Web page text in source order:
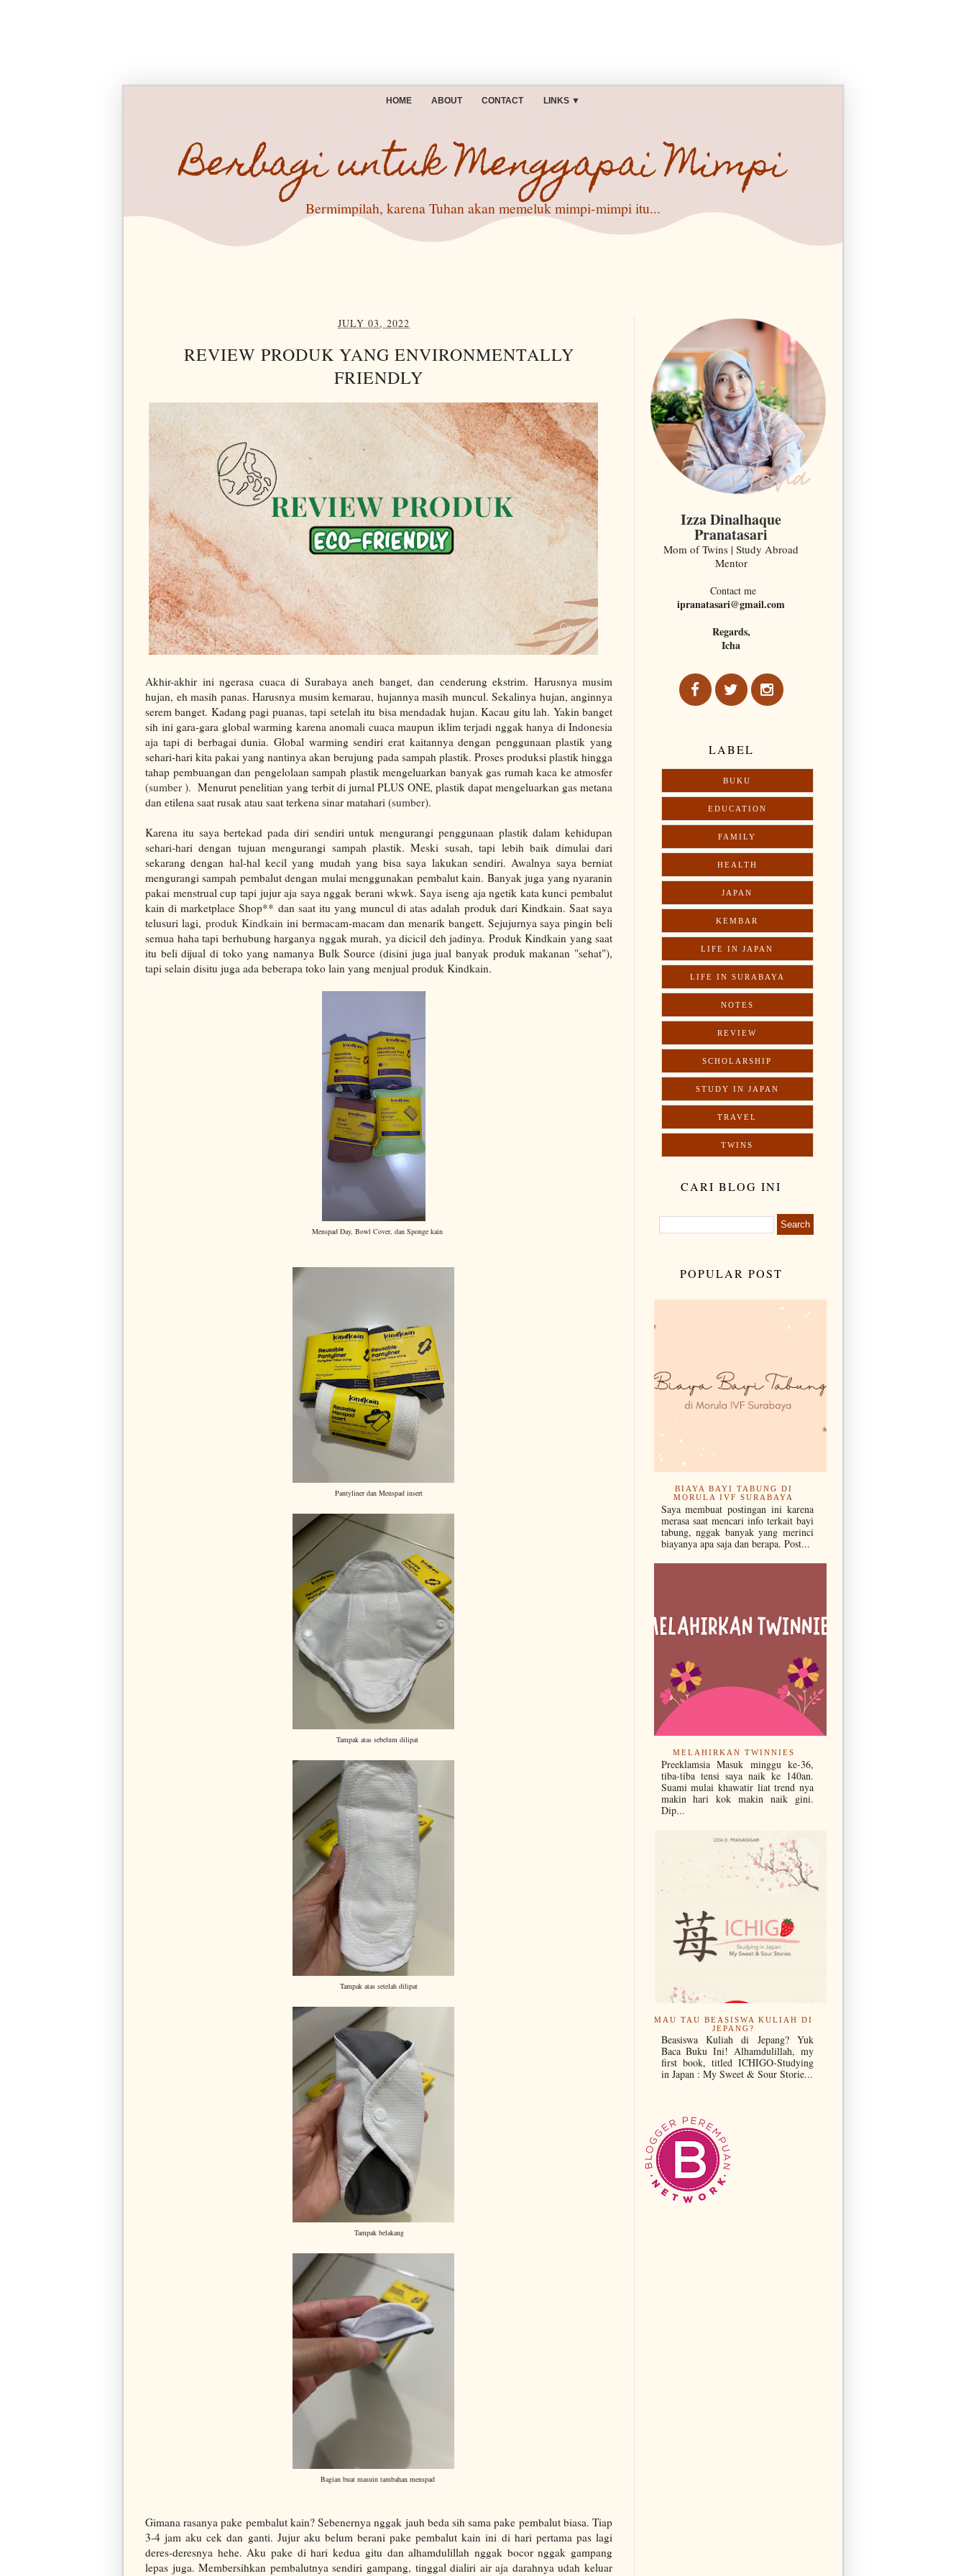
HOME ABOUT CONTACT LINKS ▼
Berbagi untuk Menggapai Mimpi
Bermimpilah, karena Tuhan akan memeluk mimpi-mimpi itu...
JULY 03, 2022
REVIEW PRODUK YANG ENVIRONMENTALLY
FRIENDLY
Akhir-akhir ini ngerasa cuaca di Surabaya aneh banget, dan cenderung ekstrim. Harusnya musim
hujan, eh masih panas. Harusnya musim kemarau, hujannya masih muncul. Sekalinya hujan, anginnya
serem banget. Kadang pagi puanas, tapi setelah itu bisa mendadak hujan. Kacau gitu lah. Yakin banget
sih ini gara-gara global warming karena anomali cuaca maupun iklim terjadi nggak hanya di Indonesia
aja tapi di berbagai dunia. Global warming sendiri erat kaitannya dengan penggunaan plastik yang
sehari-hari kita pakai yang nantinya akan berujung pada sampah plastik. Proses produksi plastik hingga
tahap pembuangan dan pengelolaan sampah plastik mengeluarkan banyak gas rumah kaca ke atmosfer
(sumber ). Menurut penelitian yang terbit di jurnal PLUS ONE, plastik dapat mengeluarkan gas metana
dan etilena saat rusak atau saat terkena sinar matahari (sumber).
Karena itu saya bertekad pada diri sendiri untuk mengurangi penggunaan plastik dalam kehidupan
sehari-hari dengan tujuan mengurangi sampah plastik. Meski susah, tapi lebih baik dimulai dari
sekarang dengan hal-hal kecil yang mudah yang bisa saya lakukan sendiri. Awalnya saya berniat
mengurangi sampah pembalut dengan mulai menggunakan pembalut kain. Banyak juga yang nyaranin
pakai menstrual cup tapi jujur aja saya nggak berani wkwk. Saya iseng aja ngetik kata kunci pembalut
kain di marketplace Shop** dan saat itu yang muncul di atas adalah produk dari Kindkain. Saat saya
telusuri lagi, produk Kindkain ini bermacam-macam dan menarik bangett. Sejujurnya saya pingin beli
semua haha tapi berhubung harganya nggak murah, ya dicicil deh jadinya. Produk Kindkain yang saat
itu beli dijual di toko yang namanya Bulk Source (disini juga jual banyak produk makanan "sehat"),
tapi selain disitu juga ada beberapa toko lain yang menjual produk Kindkain.
Menspad Day, Bowl Cover, dan Sponge kain
Pantyliner dan Menspad insert
Tampak atas sebelum dilipat
Tampak atas setelah dilipat
Tampak belakang
Bagian buat masuin tambahan menspad
Gimana rasanya pake pembalut kain? Sebenernya nggak jauh beda sih sama pake pembalut biasa. Tiap
3-4 jam aku cek dan ganti. Jujur aku belum berani pake pembalut kain ini di hari pertama pas lagi
deres-deresnya hehe. Aku pake di hari kedua gitu dan alhamdulillah nggak bocor nggak gampang
lepas juga. Membersihkan pembalutnya sendiri gampang, tinggal dialiri air aja darahnya udah keluar
Izza Dinalhaque
Pranatasari
Mom of Twins | Study Abroad
Mentor
Contact me
ipranatasari@gmail.com
Regards,
Icha
LABEL
BUKU
EDUCATION
FAMILY
HEALTH
JAPAN
KEMBAR
LIFE IN JAPAN
LIFE IN SURABAYA
NOTES
REVIEW
SCHOLARSHIP
STUDY IN JAPAN
TRAVEL
TWINS
CARI BLOG INI
POPULAR POST
BIAYA BAYI TABUNG DI
MORULA IVF SURABAYA
Saya membuat postingan ini karena
merasa saat mencari info terkait bayi
tabung, nggak banyak yang merinci
biayanya apa saja dan berapa. Post...
MELAHIRKAN TWINNIES
Preeklamsia Masuk minggu ke-36,
tiba-tiba tensi saya naik ke 140an.
Suami mulai khawatir liat trend nya
makin hari kok makin naik gini.
Dip...
MAU TAU BEASISWA KULIAH DI
JEPANG?
Beasiswa Kuliah di Jepang? Yuk
Baca Buku Ini! Alhamdulillah, my
first book, titled ICHIGO-Studying
in Japan : My Sweet & Sour Storie...